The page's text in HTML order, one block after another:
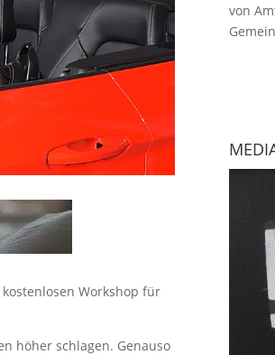
Workshop für
höher schlagen. Genauso
von